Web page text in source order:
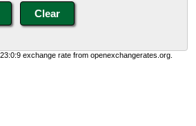
exchange rate from openexchangerates.org.